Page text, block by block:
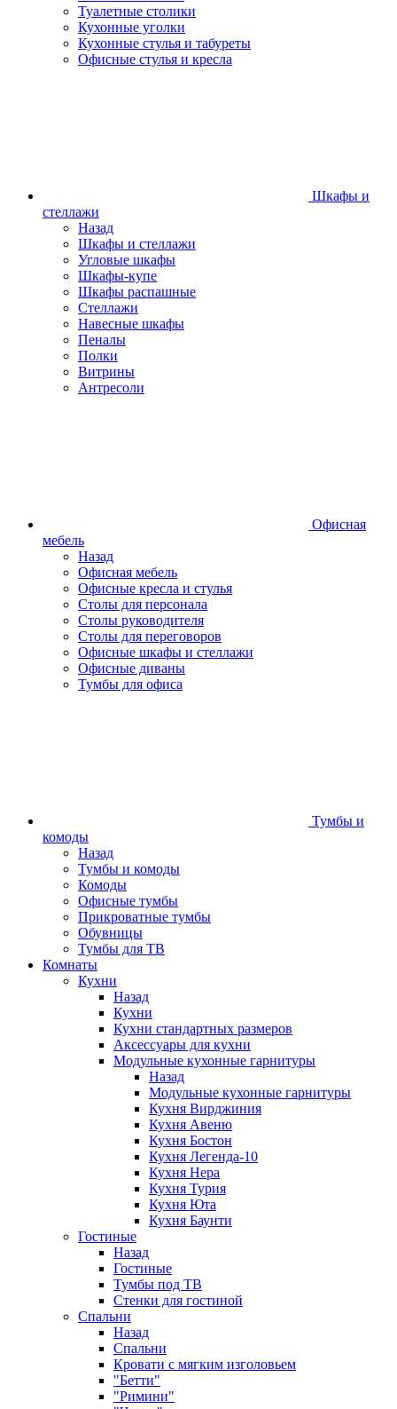
Туалетные столики
Кухонные уголки
Кухонные стулья и табуреты
Офисные стулья и кресла
Шкафы и
стеллажи
Назад
Шкафы и стеллажи
Угловые шкафы
Шкафы-купе
Шкафы распашные
Стеллажи
Навесные шкафы
Пеналы
Полки
Витрины
Антресоли
Офисная
мебель
Назад
Офисная мебель
Офисные кресла и стулья
Столы для персонала
Столы руководителя
Столы для переговоров
Офисные шкафы и стеллажи
Офисные диваны
Тумбы для офиса
Тумбы и
комоды
Назад
Тумбы и комоды
Комоды
Офисные тумбы
Прикроватные тумбы
Обувницы
Тумбы для ТВ
Комнаты
Кухни
Назад
Кухни
Кухни стандартных размеров
Аксессуары для кухни
Модульные кухонные гарнитуры
Назад
Модульные кухонные гарнитуры
Кухня Вирджиния
Кухня Авеню
Кухня Бостон
Кухня Легенда-10
Кухня Нера
Кухня Турия
Кухня Юта
Кухня Баунти
Гостиные
Назад
Гостиные
Тумбы под ТВ
Стенки для гостиной
Спальни
Назад
Спальни
Кровати с мягким изголовьем
"Бетти"
"Римини"